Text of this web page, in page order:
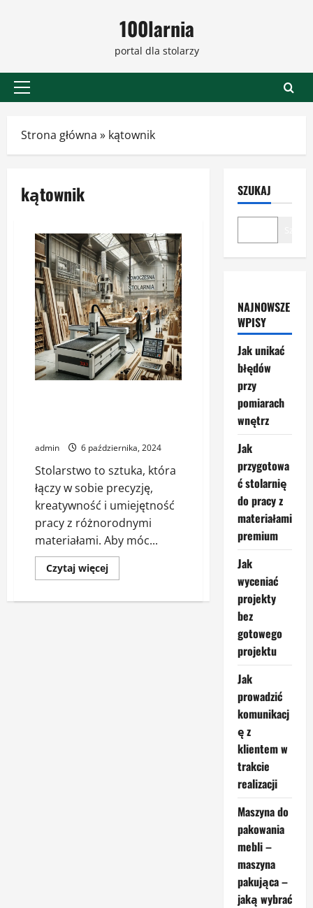
100larnia
portal dla stolarzy
Menu
Strona główna » kątownik
kątownik
admin 6 października, 2024
Stolarstwo to sztuka, która
łączy w sobie precyzję,
kreatywność i umiejętność
pracy z różnorodnymi
materiałami. Aby móc...
Czytaj więcejDowiedz
się
Podstawowe
SZUKAJ
NAJNOWSZE
WPISY
Jak unikać
błędów
przy
pomiarach
wnętrz
Jak
przygotowa
ć stolarnię
do pracy z
materiałami
premium
Jak
wyceniać
projekty
bez
gotowego
projektu
Jak
prowadzić
komunikacj
ę z
klientem w
trakcie
realizacji
Maszyna do
pakowania
mebli –
maszyna
pakująca –
jaką wybrać